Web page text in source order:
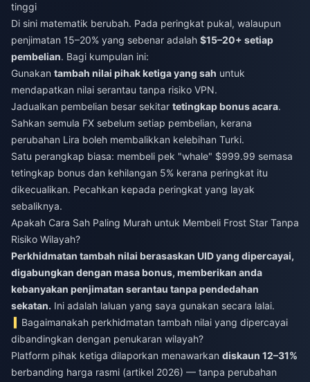
tinggi
Di sini matematik berubah. Pada peringkat pukal, walaupun
penjimatan 15–20% yang sebenar adalah $15–20+ setiap
pembelian. Bagi kumpulan ini:
Gunakan tambah nilai pihak ketiga yang sah untuk
mendapatkan nilai serantau tanpa risiko VPN.
Jadualkan pembelian besar sekitar tetingkap bonus acara.
Sahkan semula FX sebelum setiap pembelian, kerana
perubahan Lira boleh membalikkan kelebihan Turki.
Satu perangkap biasa: membeli pek "whale" $999.99 semasa
tetingkap bonus dan kehilangan 5% kerana peringkat itu
dikecualikan. Pecahkan kepada peringkat yang layak
sebaliknya.
Apakah Cara Sah Paling Murah untuk Membeli Frost Star Tanpa
Risiko Wilayah?
Perkhidmatan tambah nilai berasaskan UID yang dipercayai,
digabungkan dengan masa bonus, memberikan anda
kebanyakan penjimatan serantau tanpa pendedahan
sekatan. Ini adalah laluan yang saya gunakan secara lalai.
Bagaimanakah perkhidmatan tambah nilai yang dipercayai
dibandingkan dengan penukaran wilayah?
Platform pihak ketiga dilaporkan menawarkan diskaun 12–31%
berbanding harga rasmi (artikel 2026) — tanpa perubahan